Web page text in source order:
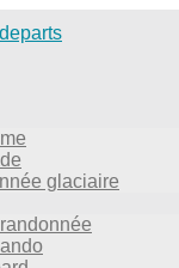
glaciaire